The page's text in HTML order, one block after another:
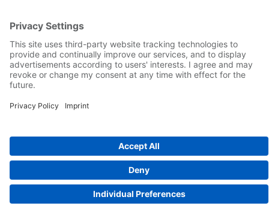
Koti Yleiset toimitus- ja maksuehdot Imprint
Tietoturva
Cookie Choices
Yaskawa Europe GmbH